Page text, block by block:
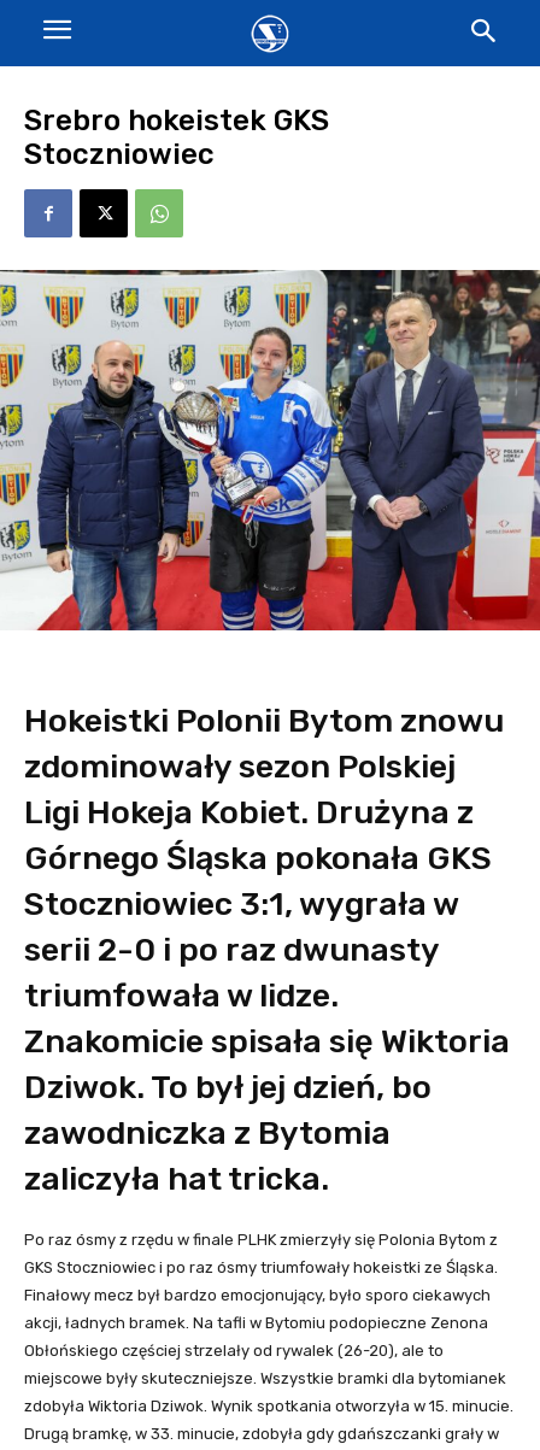
Srebro hokeistek GKS
Stoczniowiec
Hokeistki Polonii Bytom znowu
zdominowały sezon Polskiej
Ligi Hokeja Kobiet. Drużyna z
Górnego Śląska pokonała GKS
Stoczniowiec 3:1, wygrała w
serii 2-0 i po raz dwunasty
triumfowała w lidze.
Znakomicie spisała się Wiktoria
Dziwok. To był jej dzień, bo
zawodniczka z Bytomia
zaliczyła hat tricka.
Po raz ósmy z rzędu w finale PLHK zmierzyły się Polonia Bytom z
GKS Stoczniowiec i po raz ósmy triumfowały hokeistki ze Śląska.
Finałowy mecz był bardzo emocjonujący, było sporo ciekawych
akcji, ładnych bramek. Na tafli w Bytomiu podopieczne Zenona
Obłońskiego częściej strzelały od rywalek (26-20), ale to
miejscowe były skuteczniejsze. Wszystkie bramki dla bytomianek
zdobyła Wiktoria Dziwok. Wynik spotkania otworzyła w 15. minucie.
Drugą bramkę, w 33. minucie, zdobyła gdy gdańszczanki grały w